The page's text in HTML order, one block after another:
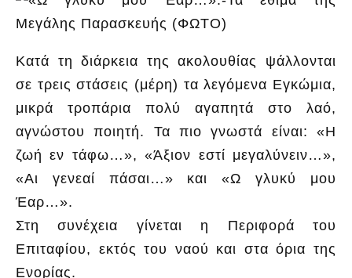
Κατά τη διάρκεια της ακολουθίας ψάλλονται
σε τρεις στάσεις (μέρη) τα λεγόμενα Εγκώμια,
μικρά τροπάρια πολύ αγαπητά στο λαό,
αγνώστου ποιητή. Τα πιο γνωστά είναι: «Η
ζωή εν τάφω…», «Άξιον εστί μεγαλύνειν…»,
«Αι γενεαί πάσαι…» και «Ω γλυκύ μου
Έαρ…».
Στη συνέχεια γίνεται η Περιφορά του
Επιταφίου, εκτός του ναού και στα όρια της
Ενορίας.